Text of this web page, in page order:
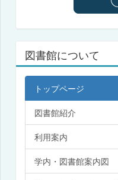
図書館について
トップページ
図書館紹介
利用案内
学内・図書館案内図